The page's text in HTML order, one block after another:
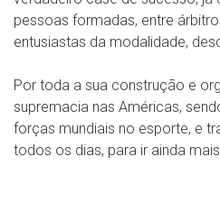
pessoas formadas, entre
entusiastas da modalidade,
Por toda a sua construção e
supremacia nas Américas,
forças mundiais no esporte, e
todos os dias, para ir ainda